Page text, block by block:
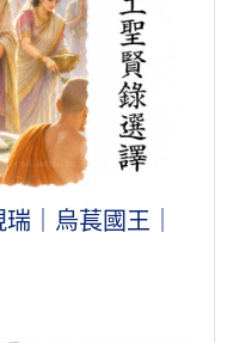
｜烏萇國王｜